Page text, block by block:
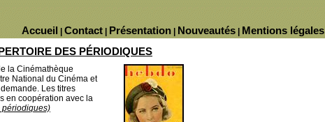
Mentions légales
Nouveautés
Présentation
Contact
Accueil
DES PÉRIODIQUES
la Cinémathèque
National du Cinéma et
Les titres
en coopération avec la
périodiques)